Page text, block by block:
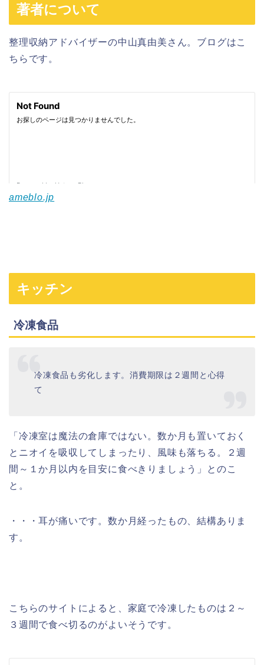
著者について
整理収納アドバイザーの中山真由美さん。ブログはこ
ちらです。
ameblo.jp
キッチン
冷凍食品
冷凍食品も劣化します。消費期限は２週間と心得
て
「冷凍室は魔法の倉庫ではない。数か月も置いておく
とニオイを吸収してしまったり、風味も落ちる。２週
間～１か月以内を目安に食べきりましょう」とのこ
と。
・・・耳が痛いです。数か月経ったもの、結構ありま
す。
こちらのサイトによると、家庭で冷凍したものは２～
３週間で食べ切るのがよいそうです。